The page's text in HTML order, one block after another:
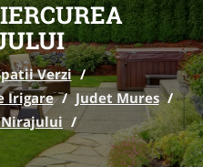
Verzi /
Irigare / Judet Mures /
/